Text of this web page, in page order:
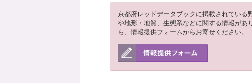
京都府レッドデータブックに掲載されている
や地形・地質、生態系などに関する情報があ
ら、情報提供フォームからお寄せください。